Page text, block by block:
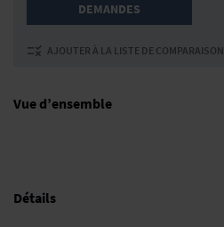
Vue d’ensemble
DEMANDES
AJOUTER À LA LISTE DE COMPARAISON
Détails